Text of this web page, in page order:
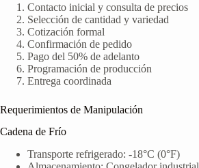
Contacto inicial y consulta de precios
Selección de cantidad y variedad
Cotización formal
Confirmación de pedido
Pago del 50% de adelanto
Programación de producción
Entrega coordinada
Requerimientos de Manipulación
Cadena de Frío
Transporte refrigerado: -18°C (0°F)